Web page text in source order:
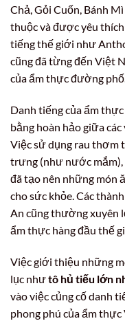
Chả, Gỏi Cuốn, Bánh
thuộc và được yêu
tiếng thế giới như
cũng đã từng đến Việt
của ẩm thực đường
Danh tiếng của ẩm
bằng hoàn hảo giữa các
Việc sử dụng rau thơm
trưng (như nước
đã tạo nên những món
cho sức khỏe. Các
An cũng thường xuyên
ẩm thực hàng đầu thế
Việc giới thiệu những
lục nhưtô hủ tiếu lớn
vào việc củng cố danh
phong phú của ẩm